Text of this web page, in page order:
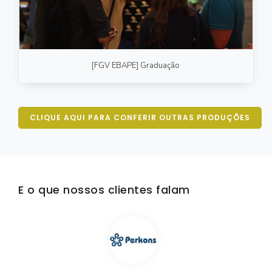
[FGV EBAPE] Graduação
CLIQUE AQUI PARA CONFERIR OUTRAS PRODUÇÕES
E o que nossos clientes falam